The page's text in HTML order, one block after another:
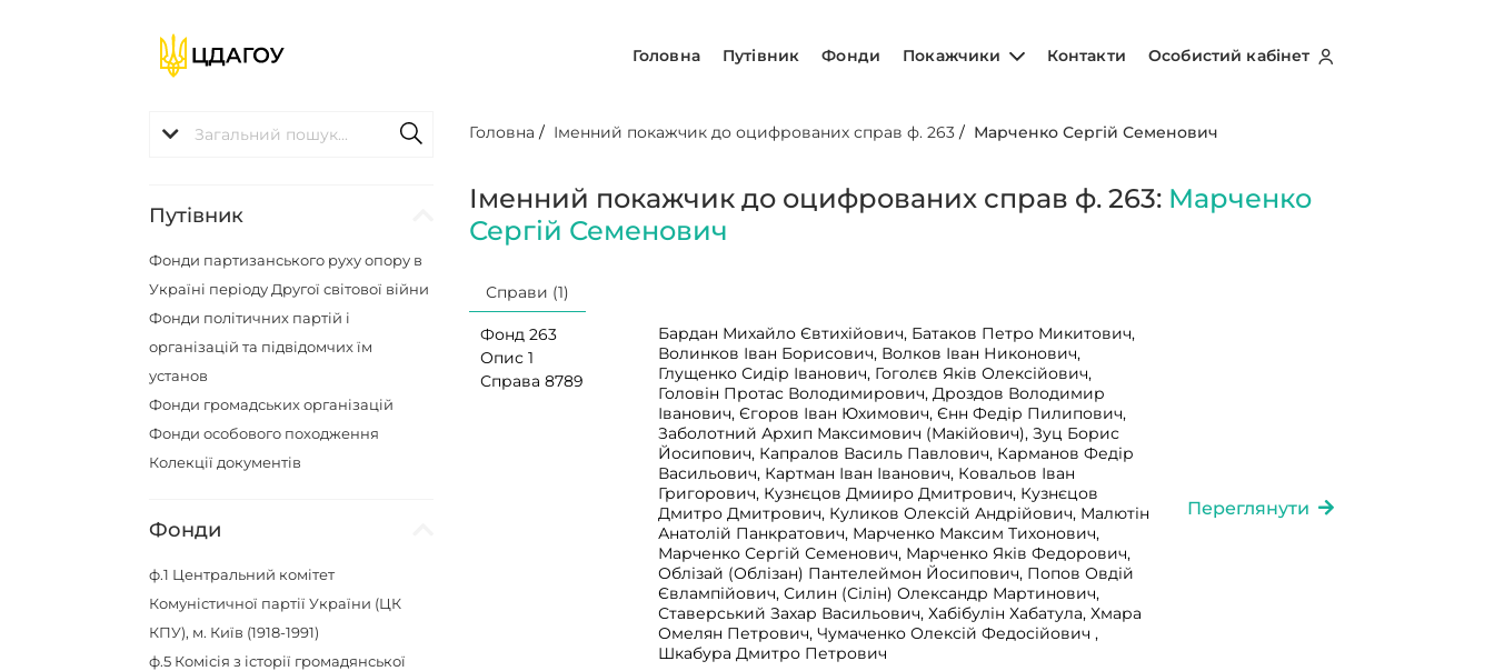
Головна Путівник Фонди Покажчики Контакти Особистий кабінет
Путівник
Фонди партизанського руху опору в
Україні періоду Другої світової війни
Фонди політичних партій і
організацій та підвідомчих їм
установ
Фонди громадських організацій
Фонди особового походження
Колекції документів
Фонди
ф.1 Центральний комітет
Комуністичної партії України (ЦК
КПУ), м. Київ (1918-1991)
ф.5 Комісія з історії громадянської
Головна / Іменний покажчик до оцифрованих справ ф. 263 / Марченко Сергій Семенович
Іменний покажчик до оцифрованих справ ф. 263: Марченко
Сергій Семенович
Справи (1)
Фонд 263
Опис 1
Справа 8789
Бардан Михайло Євтихійович, Батаков Петро Микитович,
Волинков Іван Борисович, Волков Іван Никонович,
Глущенко Сидір Іванович, Гоголєв Яків Олексійович,
Головін Протас Володимирович, Дроздов Володимир
Іванович, Єгоров Іван Юхимович, Єнн Федір Пилипович,
Заболотний Архип Максимович (Макійович), Зуц Борис
Йосипович, Капралов Василь Павлович, Карманов Федір
Васильович, Картман Іван Іванович, Ковальов Іван
Григорович, Кузнєцов Дмииро Дмитрович, Кузнєцов
Дмитро Дмитрович, Куликов Олексій Андрійович, Малютін
Анатолій Панкратович, Марченко Максим Тихонович,
Марченко Сергій Семенович, Марченко Яків Федорович,
Облізай (Облізан) Пантелеймон Йосипович, Попов Овдій
Євлампійович, Силин (Сілін) Олександр Мартинович,
Ставерський Захар Васильович, Хабібулін Хабатула, Хмара
Омелян Петрович, Чумаченко Олексій Федосійович ,
Шкабура Дмитро Петрович
Переглянути